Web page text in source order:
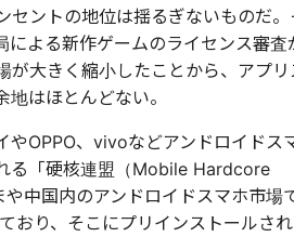
セントの地位は揺るぎないものだ。
による新作ゲームのライセンス審査
が大きく縮小したことから、アプリ
地はほとんどない。
やOPPO、vivoなどアンドロイドス
る「硬核連盟（Mobile Hardcore
中国内のアンドロイドスマホ市場
おり、そこにプリインストールされ